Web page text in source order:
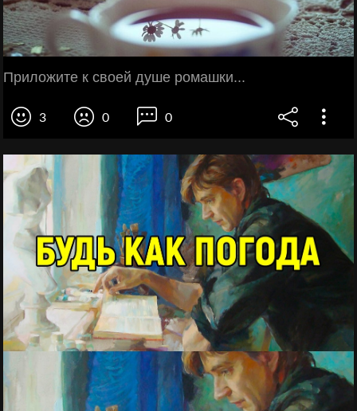
Приложите к своей душе ромашки...
3 0 0